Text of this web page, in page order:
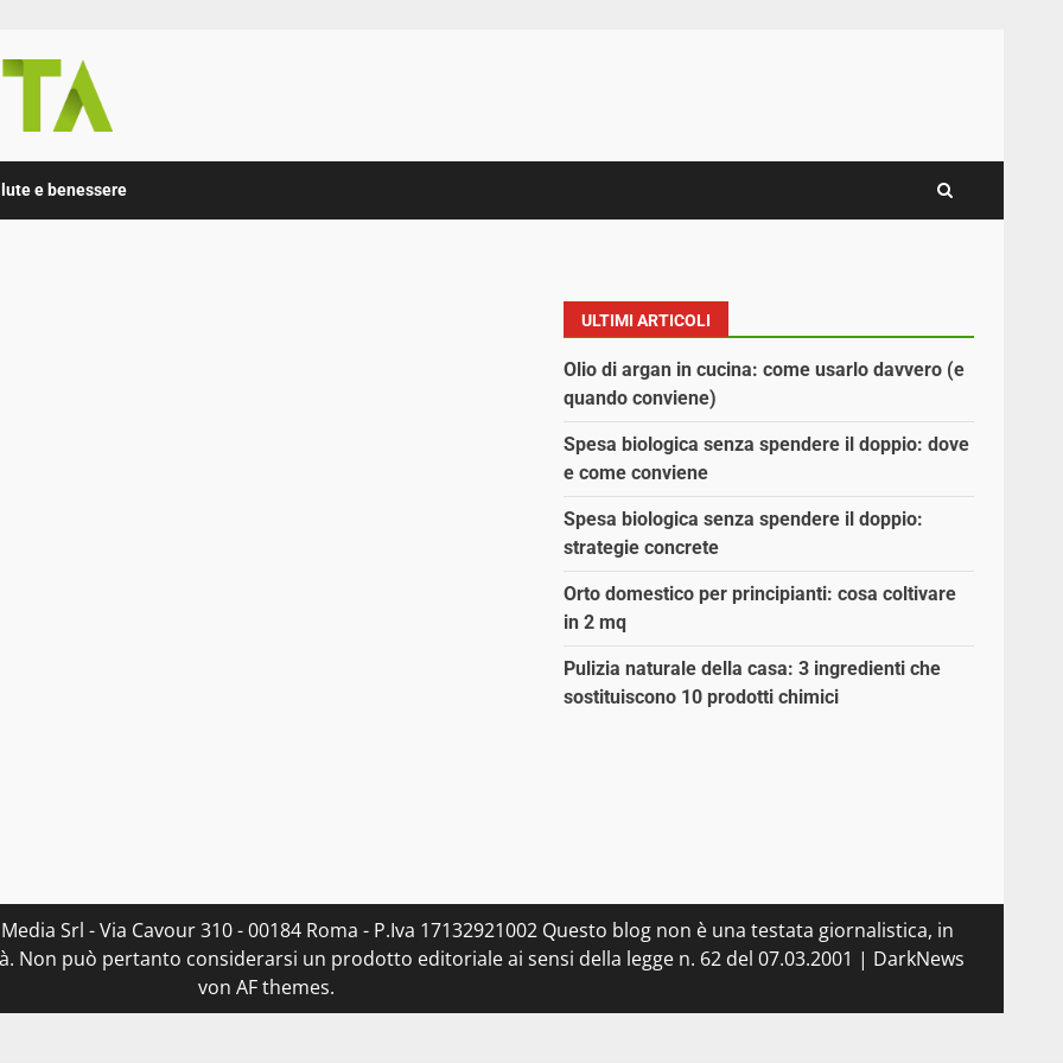
e benessere
ULTIMI ARTICOLI
Olio di argan in cucina: come usarlo davvero (e
quando conviene)
Spesa biologica senza spendere il doppio: dove
e come conviene
Spesa biologica senza spendere il doppio:
strategie concrete
Orto domestico per principianti: cosa coltivare
in 2 mq
Pulizia naturale della casa: 3 ingredienti che
sostituiscono 10 prodotti chimici
Srl - Via Cavour 310 - 00184 Roma - P.Iva 17132921002 Questo blog non è una testata giornalistica, in
Non può pertanto considerarsi un prodotto editoriale ai sensi della legge n. 62 del 07.03.2001 | DarkNews
von AF themes.